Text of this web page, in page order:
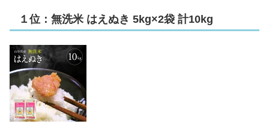
１位：無洗米 はえぬき 5kg×2袋 計10kg